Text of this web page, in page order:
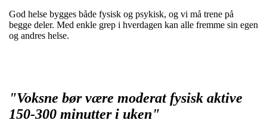
God helse bygges både fysisk og psykisk, og vi må trene på
begge deler. Med enkle grep i hverdagen kan alle fremme sin egen
og andres helse.
"Voksne bør være moderat fysisk aktive
150-300 minutter i uken"